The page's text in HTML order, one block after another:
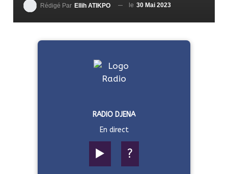
Rédigé Par Ellih ATIKPO le 30 Mai 2023
RADIO DJENA
En direct
▶️ ?